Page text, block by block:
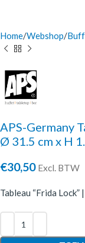
Home Webshop
APS-Germany
Ø 31.5 cm x H
€30,50 Excl. BTW
Tableau “Frida